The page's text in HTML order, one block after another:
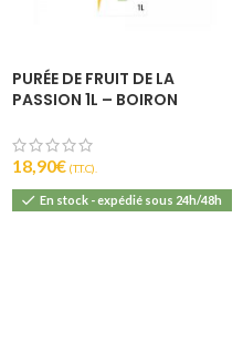
PURÉE DE FRUIT DE LA
PASSION 1L – BOIRON
18,90€ (T.T.C).
En stock - expédié sous 24h/48h